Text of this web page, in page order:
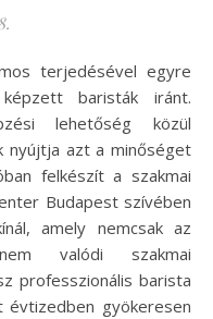
baristák iránt.
lehetőség közül
nyújtja azt a minőséget
felkészít a szakmai
Budapest szívében
amely nemcsak az
valódi szakmai
professzionális barista
évtizedben gyökeresen